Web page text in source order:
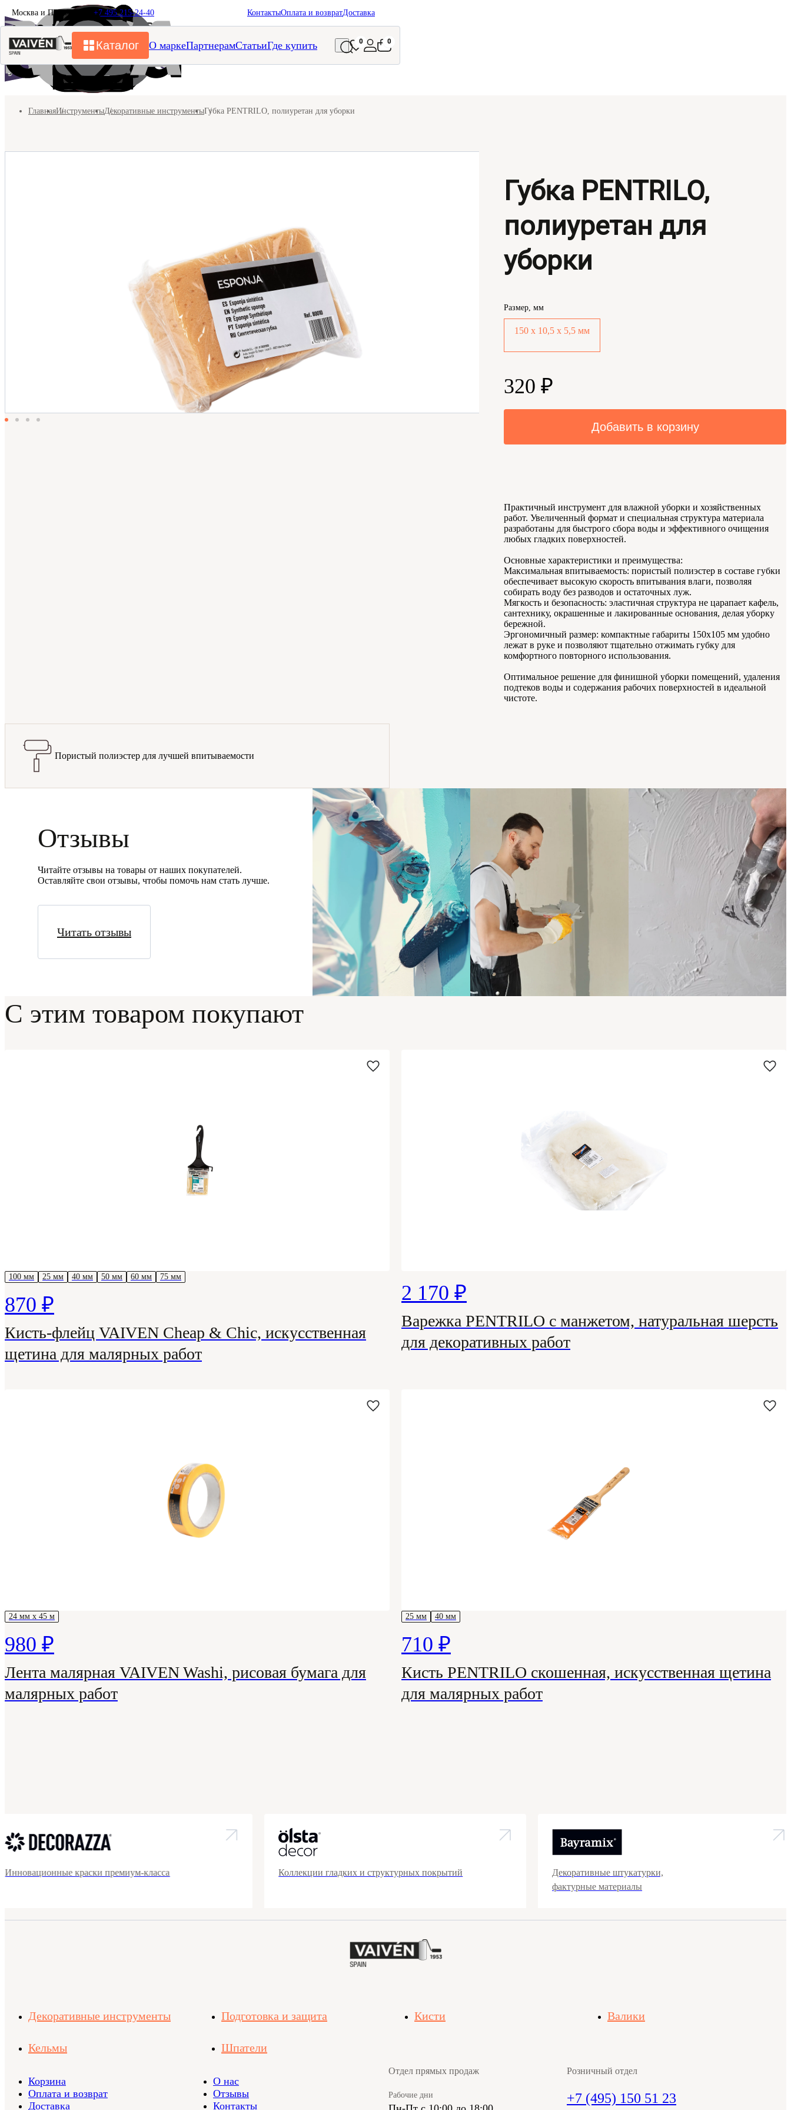
Москва и Подмосковье +7 495 215-24-40 КонтактыОплата и возвратДоставка
Каталог О маркеПартнерамСтатьиГде купить 0 0
ГлавнаяИнструментыДекоративные инструментыГубка PENTRILO, полиуретан для уборки
Губка PENTRILO,
полиуретан для
уборки
Размер, мм
150 х 10,5 х 5,5 мм
320 ₽
Добавить в корзину
Практичный инструмент для влажной уборки и хозяйственных
работ. Увеличенный формат и специальная структура материала
разработаны для быстрого сбора воды и эффективного очищения
любых гладких поверхностей.
Основные характеристики и преимущества:
Максимальная впитываемость: пористый полиэстер в составе губки
обеспечивает высокую скорость впитывания влаги, позволяя
собирать воду без разводов и остаточных луж.
Мягкость и безопасность: эластичная структура не царапает кафель,
сантехнику, окрашенные и лакированные основания, делая уборку
бережной.
Эргономичный размер: компактные габариты 150х105 мм удобно
лежат в руке и позволяют тщательно отжимать губку для
комфортного повторного использования.
Оптимальное решение для финишной уборки помещений, удаления
подтеков воды и содержания рабочих поверхностей в идеальной
чистоте.
Пористый полиэстер для лучшей впитываемости
Отзывы
Читайте отзывы на товары от наших покупателей.
Оставляйте свои отзывы, чтобы помочь нам стать лучше.
Читать отзывы
С этим товаром покупают
100 мм 25 мм 40 мм 50 мм 60 мм 75 мм
870 ₽
Кисть-флейц VAIVEN Cheap & Chic, искусственная
щетина для малярных работ
2 170 ₽
Варежка PENTRILO с манжетом, натуральная шерсть
для декоративных работ
24 мм х 45 м
980 ₽
Лента малярная VAIVEN Washi, рисовая бумага для
малярных работ
25 мм 40 мм
710 ₽
Кисть PENTRILO скошенная, искусственная щетина
для малярных работ
Инновационные краски премиум-класса Коллекции гладких и структурных покрытий
Декоративные штукатурки,
фактурные материалы
Декоративные инструменты Подготовка и защита Кисти Валики
Кельмы Шпатели
Корзина
Оплата и возврат
Доставка
О нас
Отзывы
Контакты
Отдел прямых продаж
Рабочие дни
Розничный отдел
+7 (495) 150 51 23